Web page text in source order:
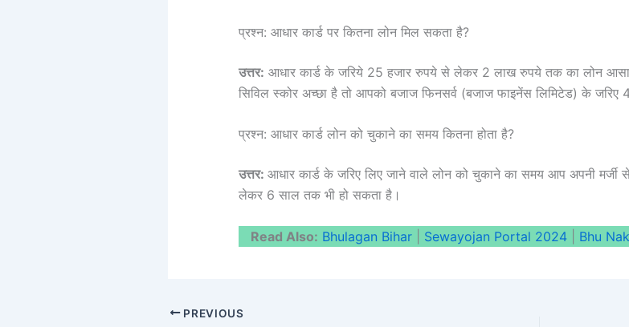
प्रश्न: आधार कार्ड पर कितना लोन मिल सकता है?
उत्तर: आधार कार्ड के जरिये 25 हजार रुपये से लेकर 2 लाख रुपये तक का लोन
सिविल स्कोर अच्छा है तो आपको बजाज फिनसर्व (बजाज फाइनेंस लिमिटेड) के
प्रश्न: आधार कार्ड लोन को चुकाने का समय कितना होता है?
उत्तर: आधार कार्ड के जरिए लिए जाने वाले लोन को चुकाने का समय आप अपनी
लेकर 6 साल तक भी हो सकता है।
Read Also: Bhulagan Bihar| Sewayojan Portal 2024| Bhu
PREVIOUS